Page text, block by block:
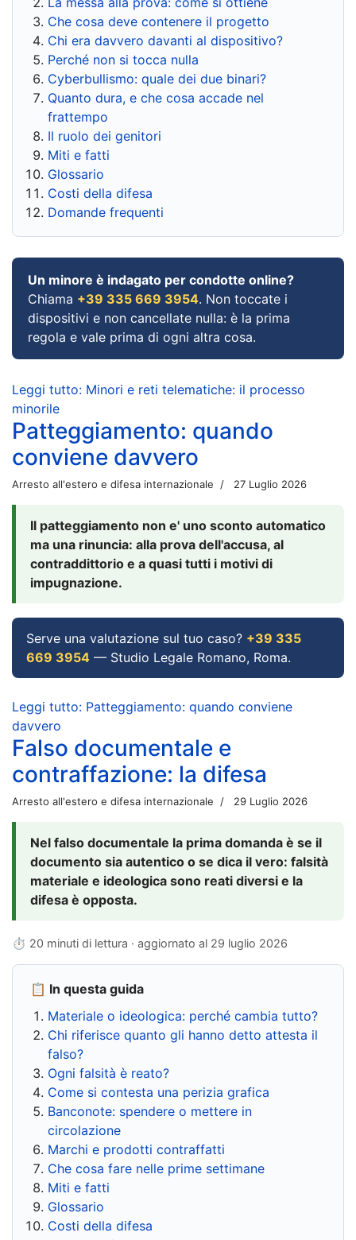
Che cosa deve contenere il progetto
Chi era davvero davanti al dispositivo?
Perché non si tocca nulla
Cyberbullismo: quale dei due binari?
Quanto dura, e che cosa accade nel
frattempo
Il ruolo dei genitori
Miti e fatti
Glossario
Costi della difesa
Domande frequenti
Un minore è indagato per condotte online?
Chiama +39 335 669 3954. Non toccate i
dispositivi e non cancellate nulla: è la prima
regola e vale prima di ogni altra cosa.
Leggi tutto: Minori e reti telematiche: il processo
minorile
Patteggiamento: quando
conviene davvero
Arresto all'estero e difesa internazionale 27 Luglio 2026
Il patteggiamento non e' uno sconto automatico
ma una rinuncia: alla prova dell'accusa, al
contraddittorio e a quasi tutti i motivi di
impugnazione.
Serve una valutazione sul tuo caso? +39 335
669 3954 — Studio Legale Romano, Roma.
Leggi tutto: Patteggiamento: quando conviene
davvero
Falso documentale e
contraffazione: la difesa
Arresto all'estero e difesa internazionale 29 Luglio 2026
Nel falso documentale la prima domanda è se il
documento sia autentico o se dica il vero: falsità
materiale e ideologica sono reati diversi e la
difesa è opposta.
⏱ 20 minuti di lettura · aggiornato al 29 luglio 2026
📋 In questa guida
Materiale o ideologica: perché cambia tutto?
Chi riferisce quanto gli hanno detto attesta il
falso?
Ogni falsità è reato?
Come si contesta una perizia grafica
Banconote: spendere o mettere in
circolazione
Marchi e prodotti contraffatti
Che cosa fare nelle prime settimane
Miti e fatti
Glossario
Costi della difesa